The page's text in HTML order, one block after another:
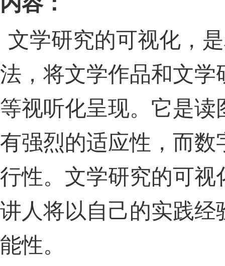
文学研究的可视化，
法，将文学作品和文
等视听化呈现。它是
有强烈的适应性，而
行性。文学研究的可
讲人将以自己的实践
能性。